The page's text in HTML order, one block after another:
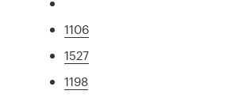
1106
1527
1198